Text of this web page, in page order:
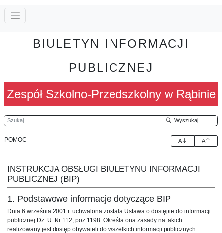
BIULETYN INFORMACJI
PUBLICZNEJ
Zespół Szkolno-Przedszkolny w Rąbinie
Szukaj Wyszukaj
POMOC A A
INSTRUKCJA OBSŁUGI BIULETYNU INFORMACJI
PUBLICZNEJ (BIP)
1. Podstawowe informacje dotyczące BIP
Dnia 6 września 2001 r. uchwalona została Ustawa o dostępie do informacji
publicznej Dz. U. Nr 112, poz.1198. Określa ona zasady na jakich
realizowany jest dostęp obywateli do wszelkich informacji publicznych.